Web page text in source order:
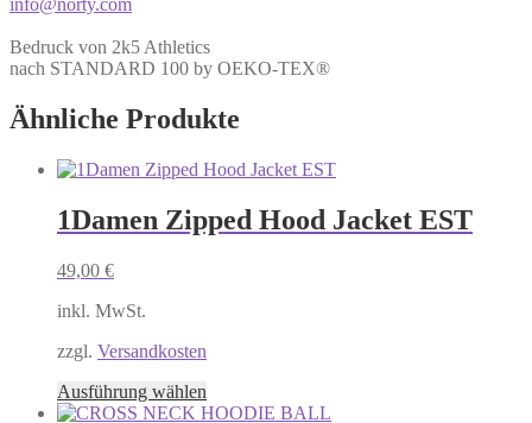
info@norty.com
Bedruck von 2k5 Athletics
nach STANDARD 100 by OEKO-TEX®
Ähnliche Produkte
1Damen Zipped Hood Jacket EST
49,00 €
inkl. MwSt.
zzgl. Versandkosten
Ausführung wählen
Produkt